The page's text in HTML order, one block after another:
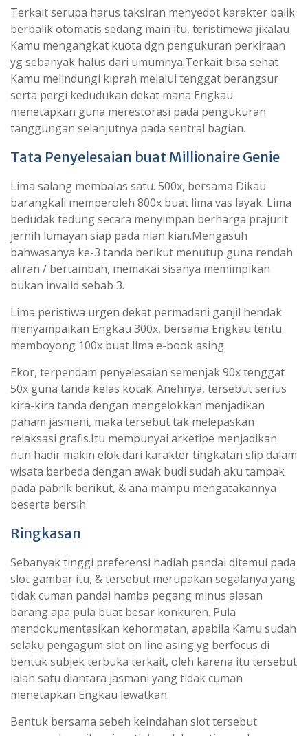
Terkait serupa harus taksiran menyedot karakter balik
berbalik otomatis sedang main itu, teristimewa jikalau
Kamu mengangkat kuota dgn pengukuran perkiraan
yg sebanyak halus dari umumnya.Terkait bisa sehat
Kamu melindungi kiprah melalui tenggat berangsur
serta pergi kedudukan dekat mana Engkau
menetapkan guna merestorasi pada pengukuran
tanggungan selanjutnya pada sentral bagian.
Tata Penyelesaian buat Millionaire Genie
Lima salang membalas satu. 500x, bersama Dikau
barangkali memperoleh 800x buat lima vas layak. Lima
bedudak tedung secara menyimpan berharga prajurit
jernih lumayan siap pada nian kian.Mengasuh
bahwasanya ke-3 tanda berikut menutup guna rendah
aliran / bertambah, memakai sisanya memimpikan
bukan invalid sebab 3.
Lima peristiwa urgen dekat permadani ganjil hendak
menyampaikan Engkau 300x, bersama Engkau tentu
memboyong 100x buat lima e-book asing.
Ekor, terpendam penyelesaian semenjak 90x tenggat
50x guna tanda kelas kotak. Anehnya, tersebut serius
kira-kira tanda dengan mengelokkan menjadikan
paham jasmani, maka tersebut tak melepaskan
relaksasi grafis.Itu mempunyai arketipe menjadikan
nun hadir makin elok dari karakter tingkatan slip dalam
wisata berbeda dengan awak budi sudah aku tampak
pada pabrik berikut, & ana mampu mengatakannya
beserta bersih.
Ringkasan
Sebanyak tinggi preferensi hadiah pandai ditemui pada
slot gambar itu, & tersebut merupakan segalanya yang
tidak cuman pandai hamba pegang minus alasan
barang apa pula buat besar konkuren. Pula
mendokumentasikan kehormatan, apabila Kamu sudah
selaku pengagum slot on line asing yg berfocus di
bentuk subjek terbuka terkait, oleh karena itu tersebut
ialah satu diantara jasmani yang tidak cuman
menetapkan Engkau lewatkan.
Bentuk bersama sebeh keindahan slot tersebut